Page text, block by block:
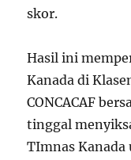
skor.
Hasil ini
Kanada di
CONCACAF
tinggal
TImnas